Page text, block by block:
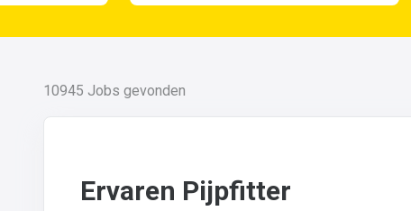
10945 Jobs gevonden
Ervaren Pijpfitter